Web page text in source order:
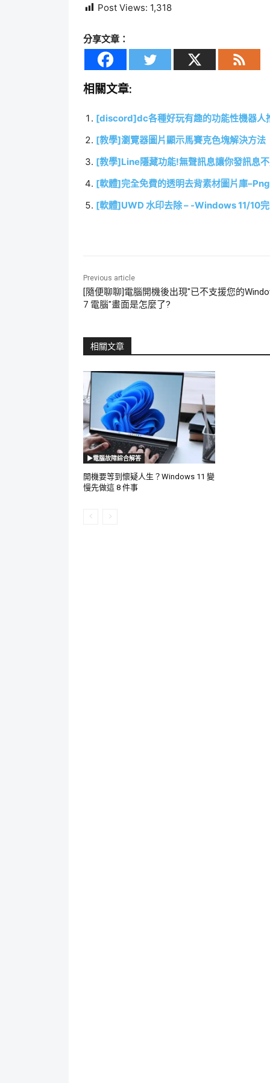
Post Views: 1,318
分享文章：
相關文章:
[discord]dc各種好玩有趣的功能性機器人
[教學]瀏覽器圖片顯示馬賽克色塊解決方法
[教學]Line隱藏功能!無聲訊息讓你發訊息
[軟體]完全免費的透明去背素材圖片庫
[軟體]UWD 水印去除 – -Windows 11/10
Previous article
[隨便聊聊]電腦開機後出現"已不支援您的
7 電腦"畫面是怎麼了?
相關文章
▶電腦故障綜合解答
開機要等到懷疑人生？Windows 11 變
慢先做這 8 件事